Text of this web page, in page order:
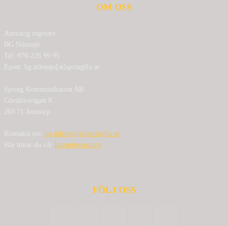
OM OSS
Ansvarig utgivare:
BG Nilensjö
Tel: 070-226 99 95
Epost: bg.nilensjo[at]springlfa.se
Spring Kommunikation AB
Görslövsvägen 8
263 71 Jonstorp
Kontakta oss: bg.nilensjo[at]springlfa.se
Här hittar du vår Integritetspolicy
FÖLJ OSS